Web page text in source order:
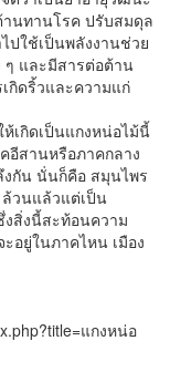
านทานโรค ปรับสมดุล
ปใช้เป็นพลังงานช่วย
ๆ และมีสารต่อต้าน
กิดริ้วและความแก่
กิดเป็นแกงหน่อไม้นี้
อีสานหรือภาคกลาง
กัน นั่นก็คือ สมุนไพร
ล้วนแล้วแต่เป็น
สิ่งนี้สะท้อนความ
อยู่ในภาคไหน เมือง
แกงหน่อ